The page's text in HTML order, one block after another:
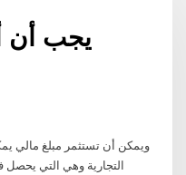
يجب أن
ويمكن أن تستثمر مبلغ مالي
التجارية وهي التي